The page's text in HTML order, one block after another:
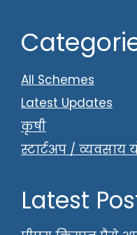
All Schemes
Latest Updates
कृषी
स्टार्टअप / व्यवसाय
Latest